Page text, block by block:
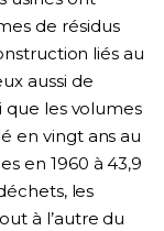
de résidus
liés au
aussi de
que les volumes
en vingt ans au
en 1960 à 43,9
les
à l’autre du